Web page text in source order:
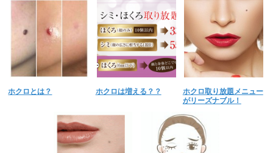
ホクロとは？ ホクロは増える？？
ホクロ取り放題メニュー
がリーズナブル！